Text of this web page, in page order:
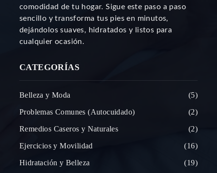
comodidad de tu hogar. Sigue este paso a paso
sencillo y transforma tus pies en minutos,
dejándolos suaves, hidratados y listos para
cualquier ocasión.
CATEGORÍAS
Belleza y Moda 5
Problemas Comunes (Autocuidado) 2
Remedios Caseros y Naturales 2
Ejercicios y Movilidad 16
Hidratación y Belleza 19